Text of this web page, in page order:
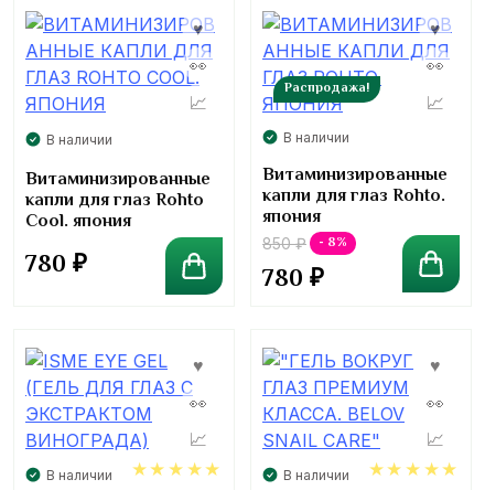
В наличии
Витаминизированные
капли для глаз Rohto
Cool. япония
780 ₽
Распродажа!
В наличии
Витаминизированные
капли для глаз Rohto.
япония
850₽ - 8%
780 ₽
В наличии В наличии